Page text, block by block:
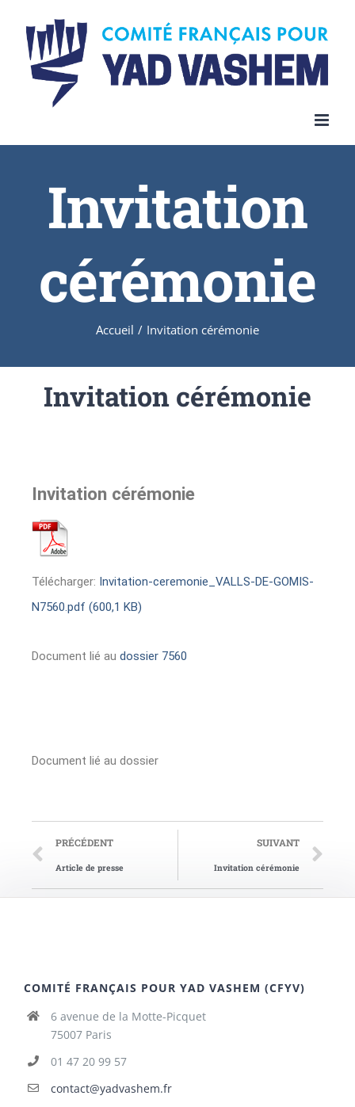
Invitation
cérémonie
Accueil / Invitation cérémonie
Invitation cérémonie
Invitation cérémonie
Télécharger: Invitation-ceremonie_VALLS-DE-GOMIS-
N7560.pdf (600,1 KB)
Document lié au dossier 7560
Document lié au dossier
PRÉCÉDENT
Article de presse
SUIVANT
Invitation cérémonie
COMITÉ FRANÇAIS POUR YAD VASHEM (CFYV)
6 avenue de la Motte-Picquet
75007 Paris
01 47 20 99 57
contact@yadvashem.fr